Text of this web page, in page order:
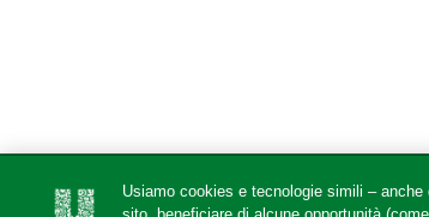
Usiamo cookies e tecnologie simili –